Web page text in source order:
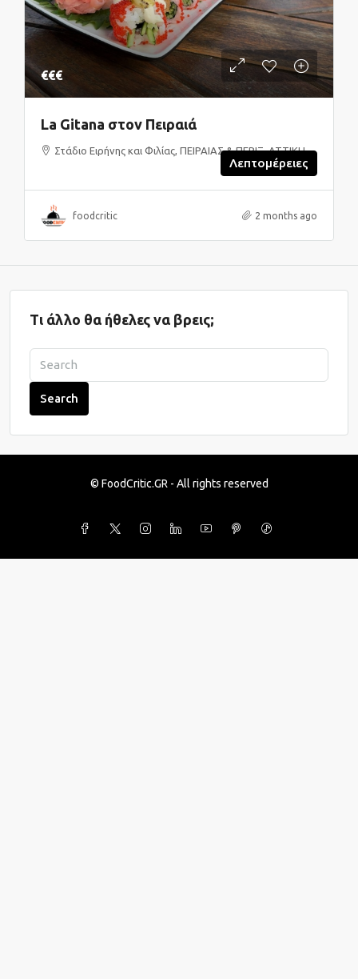
€€€
La Gitana στον Πειραιά
Στάδιο Ειρήνης και Φιλίας, ΠΕΙΡΑΙΑΣ & ΠΕΡΙΞ, ΑΤΤΙΚΗ
Λεπτομέρειες
foodcritic 2 months ago
Τι άλλο θα ήθελες να βρεις;
Search
© FoodCritic.GR - All rights reserved